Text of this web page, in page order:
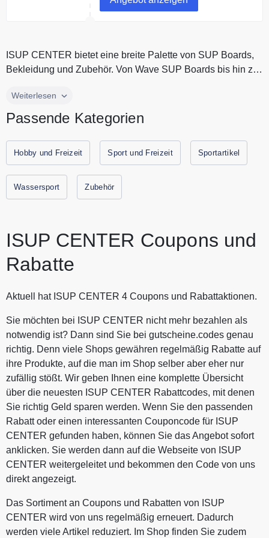
ISUP CENTER bietet eine breite Palette von SUP Boards,
Bekleidung und Zubehör. Von Wave SUP Boards bis hin zu
ISUP CENTER bietet eine breite Palette von SUP Boards,
Touring SUP Boards. Stehpaddeln ist für ISUP CENTER
Wasser. Bestelle jetzt dein SUP Board in Deutschlands
vielseitigem SUP Shop. Alle aktuellen Gutscheine und
Rabattaktionen von ISUP CENTER findest Du immer hier
auf Gutscheine.codes.
Weiterlesen
Passende Kategorien
Hobby und Freizeit Sport und Freizeit Sportartikel
Wassersport Zubehör
ISUP CENTER Coupons und
Rabatte
Aktuell hat ISUP CENTER 4 Coupons und Rabattaktionen.
Sie möchten bei ISUP CENTER nicht mehr bezahlen als
notwendig ist? Dann sind Sie bei gutscheine.codes genau
richtig. Denn viele Shops gewähren regelmäßig Rabatte auf
ihre Produkte, auf die man im Shop selber aber eher nur
zufällig stößt. Wir geben Ihnen eine komplette Übersicht
über die neuesten ISUP CENTER Rabattcodes, mit denen
Sie richtig Geld sparen werden. Wenn Sie den passenden
Rabatt oder einen interessanten Couponcode für ISUP
CENTER gefunden haben, können Sie das Angebot sofort
anklicken. Sie werden dann auf die Webseite von ISUP
CENTER weitergeleitet und bekommen den Code von uns
direkt angezeigt.
Das Sortiment an Coupons und Rabatten von ISUP
CENTER wird von uns regelmäßig erneuert. Dadurch
werden viele Artikel reduziert. Im Shop finden Sie zudem